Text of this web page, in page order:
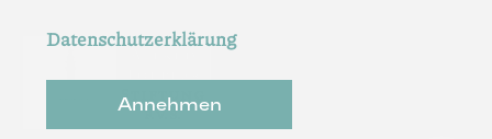
Datenschutzerklärung
Annehmen